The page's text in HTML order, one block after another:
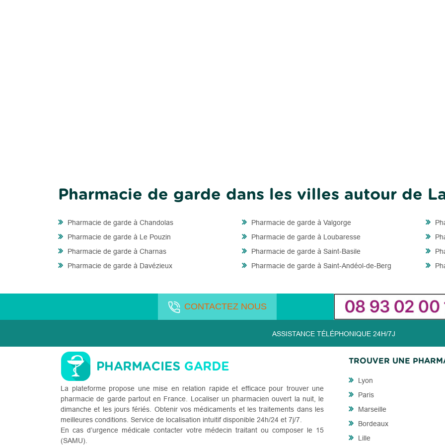
Pharmacie de garde dans les villes autour de
Pharmacie de garde à Chandolas
Pharmacie de garde à Le Pouzin
Pharmacie de garde à Charnas
Pharmacie de garde à Davézieux
Pharmacie de garde à Valgorge
Pharmacie de garde à Loubaresse
Pharmacie de garde à Saint-Basile
Pharmacie de garde à Saint-Andéol-de-Berg
CONTACTEZ NOUS
ASSISTANCE TÉLÉPHONIQUE 24H/7J
La plateforme propose une mise en relation rapide et efficace pour trouver une
pharmacie de garde partout en France. Localiser un pharmacien ouvert la nuit, le
dimanche et les jours fériés. Obtenir vos médicaments et les traitements dans les
meilleures conditions. Service de localisation intuitif disponible 24h/24 et 7j/7.
En cas d’urgence médicale contacter votre médecin traitant ou composer le 15
(SAMU).
TROUVER UNE
Lyon
Paris
Marseille
Bordeaux
Lille